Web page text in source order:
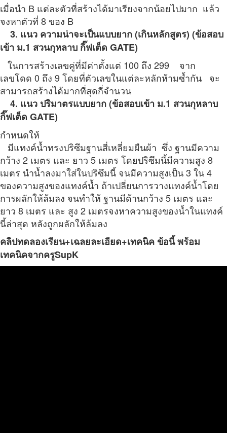
เมื่อนำ B แต่ละตัวที่สร้างได้มาเรียงจากน้อยไปมาก แล้ว
จงหาตัวที่ 8 ของ B
3. แนว ความน่าจะเป็นแบบยาก (เกินหลักสูตร) (ข้อสอบ
เข้า ม.1 สวนกุหลาบ กิ๊ฟเต็ด GATE)
ในการสร้างเลขคู่ที่มีค่าตั้งแต่ 100 ถึง 299 จาก
เลขโดด 0 ถึง 9 โดยที่ตัวเลขในแต่ละหลักห้ามซ้ำกัน จะ
สามารถสร้างได้มากที่สุดกี่จำนวน
4. แนว ปริมาตรแบบยาก(ข้อสอบเข้า ม.1 สวนกุหลาบ
กิ๊ฟเต็ด GATE)
กำหนดให้
มีแทงค์น้ำทรงปริซึมฐานสี่เหลี่ยมผืนผ้า ซึ่ง ฐานมีความ
กว้าง 2 เมตร และ ยาว 5 เมตร โดยปริซึมนี้มีความสูง 8
เมตร นำน้ำลงมาใส่ในปริซึมนี้ จนมีความสูงเป็น 3 ใน 4
ของความสูงของแทงค์น้ำ ถ้าเปลี่ยนการวางแทงค์น้ำโดย
การผลักให้ล้มลง จนทำให้ ฐานมีด้านกว้าง 5 เมตร และ
ยาว 8 เมตร และ สูง 2 เมตรจงหาความสูงของน้ำในแทงค์
นี้ล่าสุด หลังถูกผลักให้ล้มลง
คลิปทดลองเรียน+เฉลยละเอียด+เทคนิค ข้อนี้ พร้อม
เทคนิคจากครูSupK